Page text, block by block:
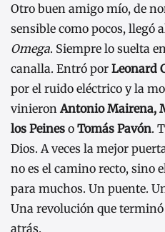
Otro buen amigo mío, de
sensible como pocos, llegó
Omega. Siempre lo suelta
canalla. Entró por Leonard
por el ruido eléctrico y la
vinieron Antonio Mairena,
los Peines o Tomás Pavón.
Dios. A veces la mejor
no es el camino recto, sino
para muchos. Un puente.
Una revolución que
atrás.